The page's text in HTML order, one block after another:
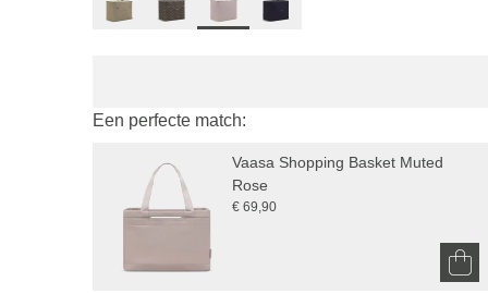
Een perfecte match:
Vaasa Shopping Basket Muted
Rose
€ 69,90